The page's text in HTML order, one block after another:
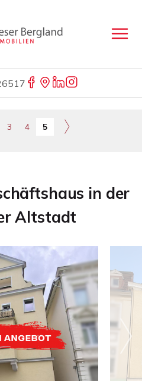
3 4 5
in der
Altstadt